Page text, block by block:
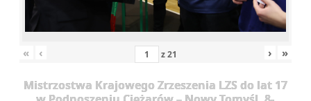
« ‹ z21 › »
Mistrzostwa Krajowego Zrzeszenia LZS do lat 17